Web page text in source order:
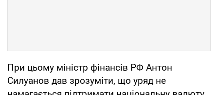
При цьому міністр фінансів РФ Антон
Силуанов дав зрозуміти, що уряд не